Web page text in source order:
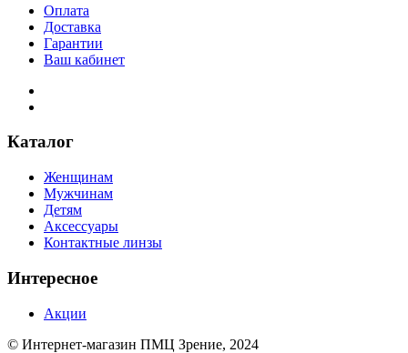
Оплата
Доставка
Гарантии
Ваш кабинет
Каталог
Женщинам
Мужчинам
Детям
Аксессуары
Контактные линзы
Интересное
Акции
© Интернет-магазин ПМЦ Зрение, 2024